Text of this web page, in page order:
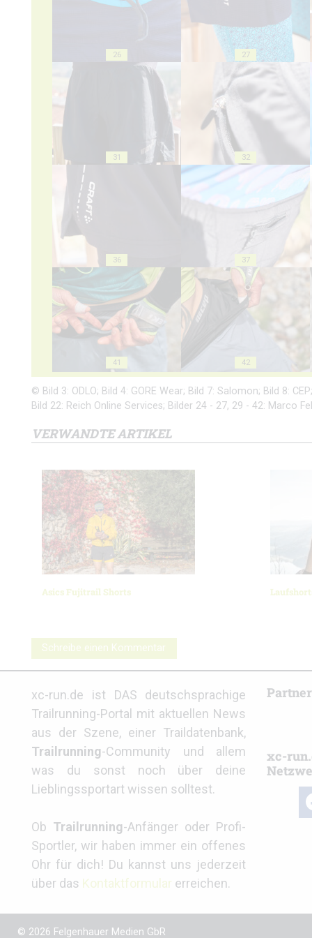
26 27
31 32
36 37
41 42
© Bild 3: ODLO; Bild 4: GORE Wear; Bild 7: Salomon; Bild 8:
Bild 22: Reich Online Services; Bilder 24 - 27, 29 - 42: Marco
VERWANDTE ARTIKEL
Asics Fujitrail Shorts
Schreibe einen Kommentar
xc-run.de ist DAS deutschsprachige
Trailrunning-Portal mit aktuellen News
aus der Szene, einer Traildatenbank,
Trailrunning-Community und allem
was du sonst noch über deine
Lieblingssportart wissen solltest.
Ob Trailrunning-Anfänger oder Profi-
Sportler, wir haben immer ein offenes
Ohr für dich! Du kannst uns jederzeit
über das Kontaktformular erreichen.
Partner
xc-
© 2026 Felgenhauer Medien GbR